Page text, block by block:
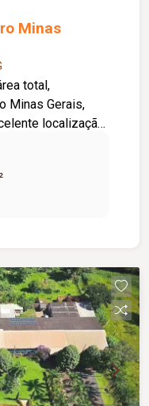
Minas
total,
Minas Gerais,
plano, ideal
maquinários